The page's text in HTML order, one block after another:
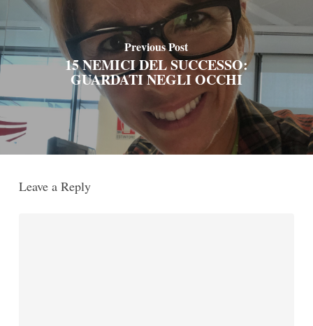
Previous Post
15 NEMICI DEL SUCCESSO:
GUARDATI NEGLI OCCHI
Leave a Reply